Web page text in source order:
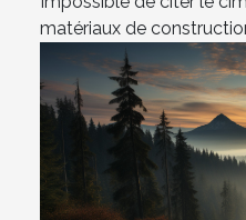
matériaux de